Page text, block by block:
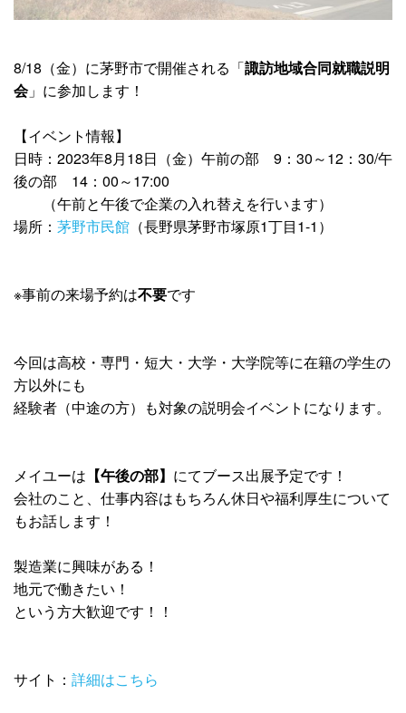
8/18（金）に茅野市で開催される「諏訪地域合同就職説明
会」に参加します！
【イベント情報】
日時：2023年8月18日（金）午前の部 9：30～12：30/午
後の部 14：00～17:00
（午前と午後で企業の入れ替えを行います）
場所： 茅野市民館 （長野県茅野市塚原1丁目1-1）
※事前の来場予約は不要です
今回は高校・専門・短大・大学・大学院等に在籍の学生の
方以外にも
経験者（中途の方）も対象の説明会イベントになります。
メイユーは 【午後の部】 にてブース出展予定です！
会社のこと、仕事内容はもちろん休日や福利厚生について
もお話します！
製造業に興味がある！
地元で働きたい！
という方大歓迎です！！
サイト： 詳細はこちら